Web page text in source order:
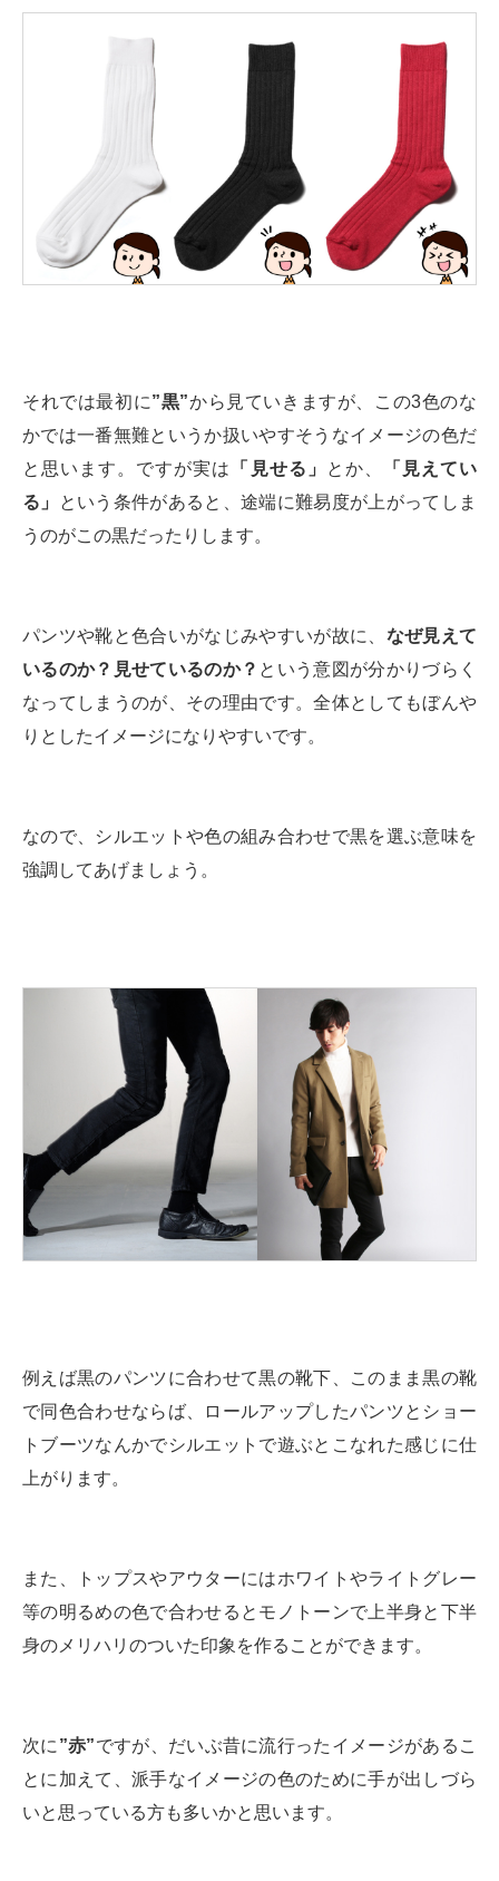
それでは最初に”黒”から見ていきますが、この3色のな
かでは一番無難というか扱いやすそうなイメージの色だ
と思います。ですが実は
「見せる」 とか、
「見えてい
る」
という条件があると、途端に難易度が上がってしま
うのがこの黒だったりします。
パンツや靴と色合いがなじみやすいが故に、 なぜ見えて
いるのか？見せているのか？ という意図が分かりづらく
なってしまうのが、その理由です。全体としてもぼんや
りとしたイメージになりやすいです。
なので、シルエットや色の組み合わせで黒を選ぶ意味を
強調してあげましょう。
例えば黒のパンツに合わせて黒の靴下、このまま黒の靴
で同色合わせならば、ロールアップしたパンツとショー
トブーツなんかでシルエットで遊ぶとこなれた感じに仕
上がります。
また、トップスやアウターにはホワイトやライトグレー
等の明るめの色で合わせるとモノトーンで上半身と下半
身のメリハリのついた印象を作ることができます。
次に ”赤”ですが、だいぶ昔に流行ったイメージがあるこ
とに加えて、派手なイメージの色のために手が出しづら
いと思っている方も多いかと思います。